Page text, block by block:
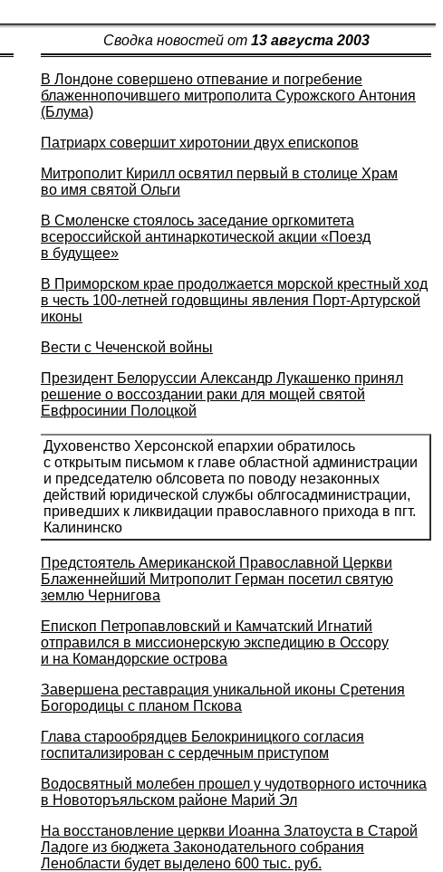
Сводка новостей от 13 августа 2003
В Лондоне совершено отпевание и погребение
блаженнопочившего митрополита Сурожского Антония
(Блума)
Патриарх совершит хиротонии двух епископов
Митрополит Кирилл освятил первый в столице Храм
во имя святой Ольги
В Смоленске стоялось заседание оргкомитета
всероссийской антинаркотической акции «Поезд
в будущее»
В Приморском крае продолжается морской крестный ход
в честь 100-летней годовщины явления Порт-Артурской
иконы
Вести с Чеченской войны
Президент Белоруссии Александр Лукашенко принял
решение о воссоздании раки для мощей святой
Евфросинии Полоцкой
Духовенство Херсонской епархии обратилось
с открытым письмом к главе областной администрации
и председателю облсовета по поводу незаконных
действий юридической службы облгосадминистрации,
приведших к ликвидации православного прихода в пгт.
Калининско
Предстоятель Американской Православной Церкви
Блаженнейший Митрополит Герман посетил святую
землю Чернигова
Епископ Петропавловский и Камчатский Игнатий
отправился в миссионерскую экспедицию в Оссору
и на Командорские острова
Завершена реставрация уникальной иконы Сретения
Богородицы с планом Пскова
Глава старообрядцев Белокриницкого согласия
госпитализирован с сердечным приступом
Водосвятный молебен прошел у чудотворного источника
в Новоторъяльском районе Марий Эл
На восстановление церкви Иоанна Златоуста в Старой
Ладоге из бюджета Законодательного собрания
Ленобласти будет выделено 600 тыс. руб.